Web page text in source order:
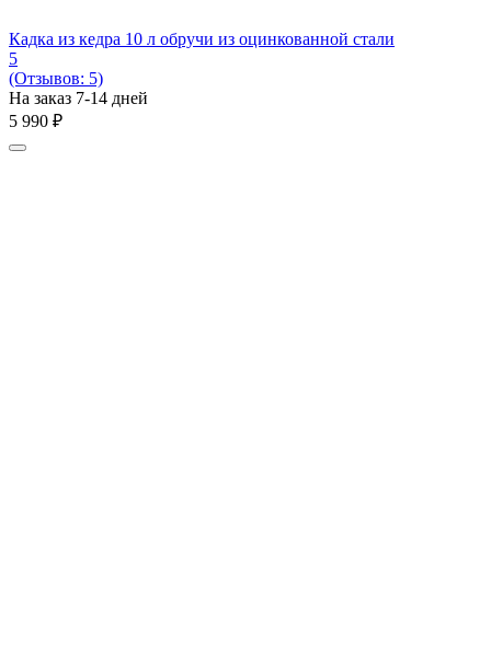
Кадка из кедра 10 л обручи из оцинкованной стали
5
(Отзывов: 5)
На заказ 7-14 дней
5 990 ₽